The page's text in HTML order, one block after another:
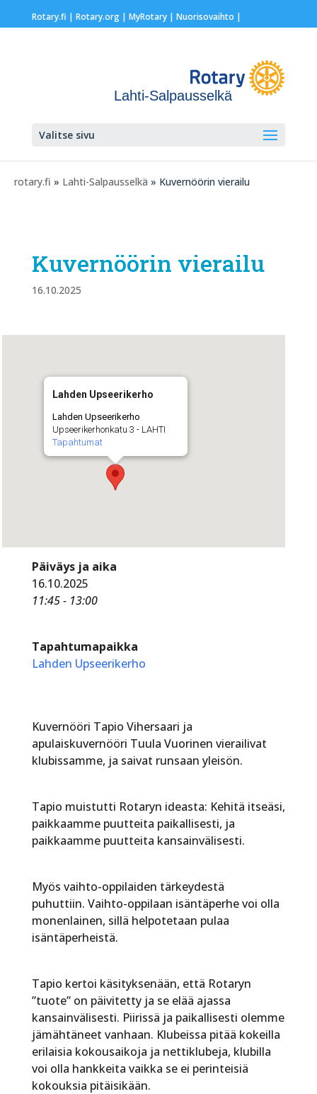
Rotary.fi | Rotary.org| MyRotary | Nuorisovaihto |
Lahti-Salpausselkä
Valitse sivu
rotary.fi » Lahti-Salpausselkä » Kuvernöörin vierailu
Kuvernöörin vierailu
16.10.2025
Lahden Upseerikerho
Lahden Upseerikerho
Upseerikerhonkatu 3 - LAHTI
Tapahtumat
Päiväys ja aika
16.10.2025
11:45 - 13:00
Tapahtumapaikka
Lahden Upseerikerho
Kuvernööri Tapio Vihersaari ja
apulaiskuvernööri Tuula Vuorinen vierailivat
klubissamme, ja saivat runsaan yleisön.
Tapio muistutti Rotaryn ideasta: Kehitä itseäsi,
paikkaamme puutteita paikallisesti, ja
paikkaamme puutteita kansainvälisesti.
Myös vaihto-oppilaiden tärkeydestä
puhuttiin. Vaihto-oppilaan isäntäperhe voi olla
monenlainen, sillä helpotetaan pulaa
isäntäperheistä.
Tapio kertoi käsityksenään, että Rotaryn
”tuote” on päivitetty ja se elää ajassa
kansainvälisesti. Piirissä ja paikallisesti olemme
jämähtäneet vanhaan. Klubeissa pitää kokeilla
erilaisia kokousaikoja ja nettiklubeja, klubilla
voi olla hankkeita vaikka se ei perinteisiä
kokouksia pitäisikään.